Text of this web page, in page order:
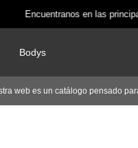
Encuentranos en las
Bodys
web es un catálogo pensado